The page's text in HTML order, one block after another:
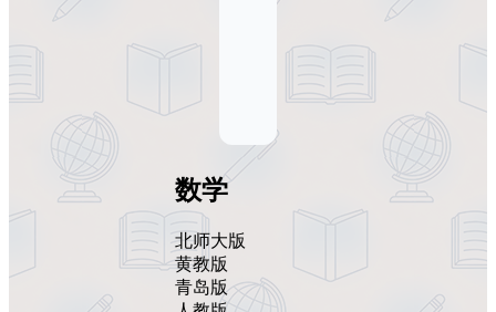
数学
北师大版
黄教版
青岛版